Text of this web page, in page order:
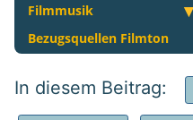
Filmmusik
Bezugsquellen Filmton